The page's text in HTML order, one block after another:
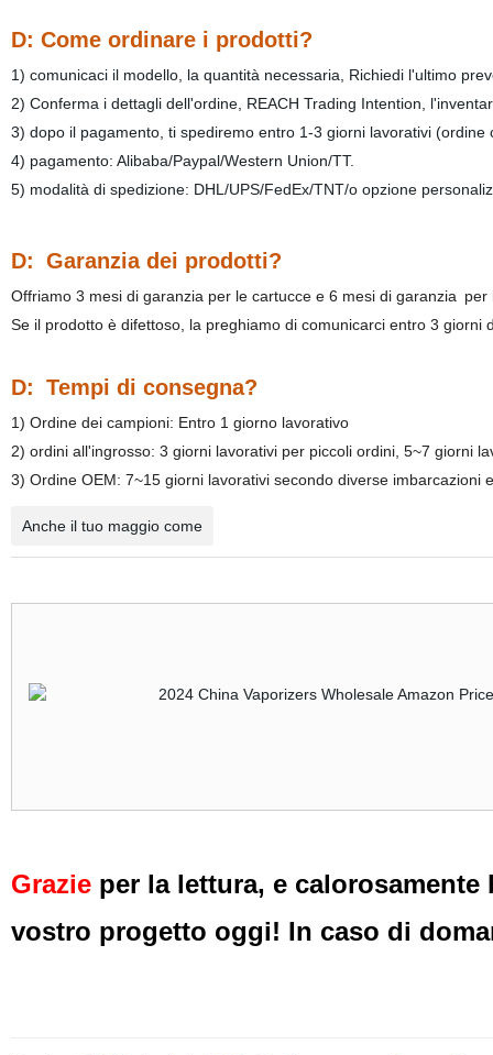
D: Come ordinare i prodotti?
1) comunicaci il modello, la quantità necessaria, Richiedi l'ultimo
2) Conferma i dettagli dell'ordine, REACH Trading Intention,
3) dopo il pagamento, ti spediremo entro 1-3 giorni lavorativi (ordine
4) pagamento: Alibaba/Paypal/Western Union/TT.
5) modalità di spedizione: DHL/UPS/FedEx/TNT/o opzione
D: Garanzia dei prodotti?
Offriamo 3 mesi di garanzia per le cartucce e 6 mesi di garanzia per
Se il prodotto è difettoso, la preghiamo di comunicarci entro 3 giorni
D: Tempi di consegna?
1) Ordine dei campioni: Entro 1 giorno lavorativo
2) ordini all'ingrosso: 3 giorni lavorativi per piccoli ordini, 5~7 giorni
3) Ordine OEM: 7~15 giorni lavorativi secondo diverse imbarcazioni e
Anche il tuo maggio come
Grazieper la lettura, e
vostro progetto oggi! In caso di